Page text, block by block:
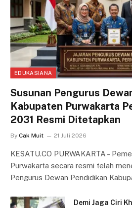
EDUKASIANA
Susunan Pengurus
Kabupaten Purwakarta
2031 Resmi Ditetapkan
By Cak Muit 21 Juli 2026
KESATU.CO PURWAKARTA –
Purwakarta secara resmi telah
Pengurus Dewan Pendidikan
Demi Jaga Ciri